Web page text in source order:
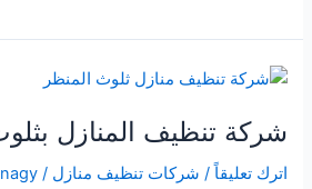
منازل
بالحبيل
شركة تنظيف المنازل
اترك تعليقاً / شركات تنظيف منازل /